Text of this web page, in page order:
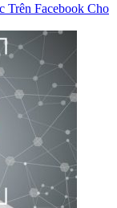
Trên Facebook Cho